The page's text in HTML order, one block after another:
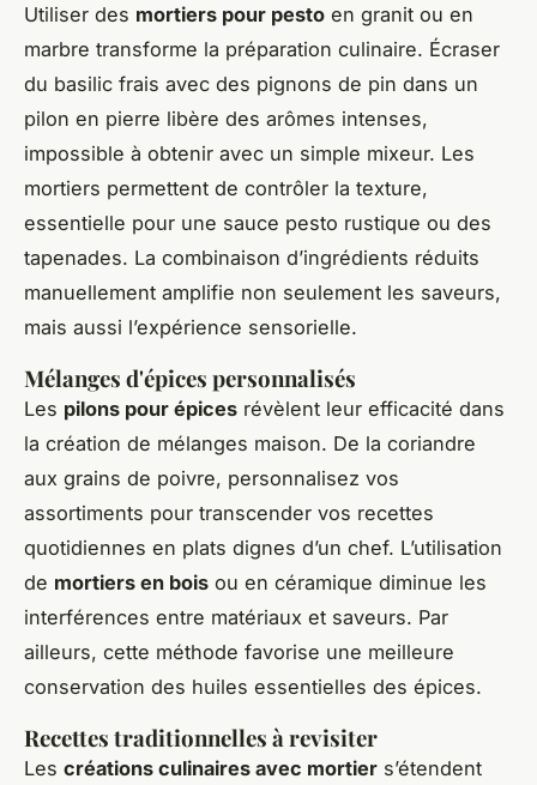
Utiliser des mortiers pour pesto en granit ou en
marbre transforme la préparation culinaire. Écraser
du basilic frais avec des pignons de pin dans un
pilon en pierre libère des arômes intenses,
impossible à obtenir avec un simple mixeur. Les
mortiers permettent de contrôler la texture,
essentielle pour une sauce pesto rustique ou des
tapenades. La combinaison d’ingrédients réduits
manuellement amplifie non seulement les saveurs,
mais aussi l’expérience sensorielle.
Mélanges d'épices personnalisés
Les pilons pour épices révèlent leur efficacité dans
la création de mélanges maison. De la coriandre
aux grains de poivre, personnalisez vos
assortiments pour transcender vos recettes
quotidiennes en plats dignes d’un chef. L’utilisation
de mortiers en bois ou en céramique diminue les
interférences entre matériaux et saveurs. Par
ailleurs, cette méthode favorise une meilleure
conservation des huiles essentielles des épices.
Recettes traditionnelles à revisiter
Les créations culinaires avec mortier s’étendent